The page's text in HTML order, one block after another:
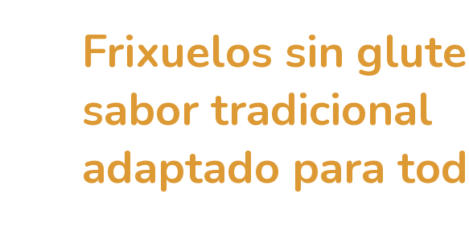
sabor tradicional
adaptado para